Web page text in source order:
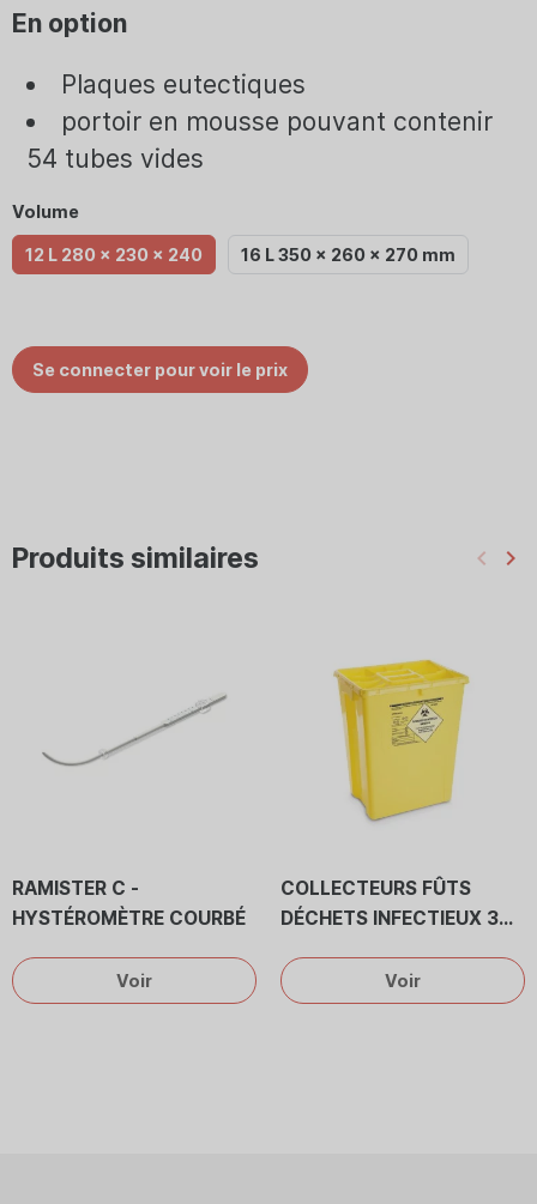
En option
Plaques eutectiques
portoir en mousse pouvant contenir
54 tubes vides
Volume
12 L 280 x 230 x 240 16 L 350 x 260 x 270 mm
Se connecter pour voir le prix
Produits similaires keyboard_arrow_left keyboard_arrow_right
RAMISTER C -
HYSTÉROMÈTRE COURBÉ
Voir
COLLECTEURS FÛTS
DÉCHETS INFECTIEUX 30
Voir